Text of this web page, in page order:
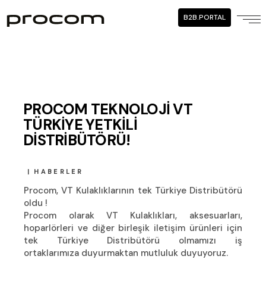
B2B.PORTAL
PROCOM TEKNOLOJİ VT
TÜRKİYE YETKİLİ
DİSTRİBÜTÖRÜ!
HABERLER
Procom, VT Kulaklıklarının tek Türkiye Distribütörü
oldu !
Procom olarak VT Kulaklıkları, aksesuarları,
hoparlörleri ve diğer birleşik iletişim ürünleri için
tek Türkiye Distribütörü olmamızı iş
ortaklarımıza duyurmaktan mutluluk duyuyoruz.